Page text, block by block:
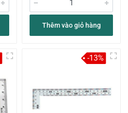
Thêm vào giỏ hàng
-13%